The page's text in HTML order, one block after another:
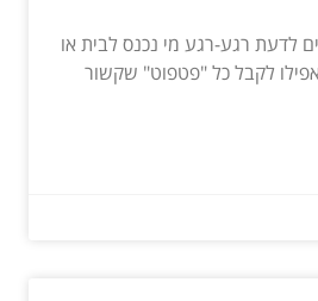
לדעת רגע-רגע מי נכנס לבית או
לקבל כל "פטפוט" שקשור